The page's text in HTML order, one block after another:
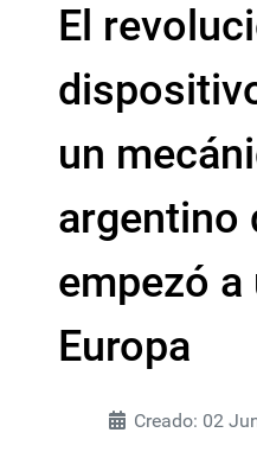
El
un
argentino
empezó a
Europa
Creado: 02